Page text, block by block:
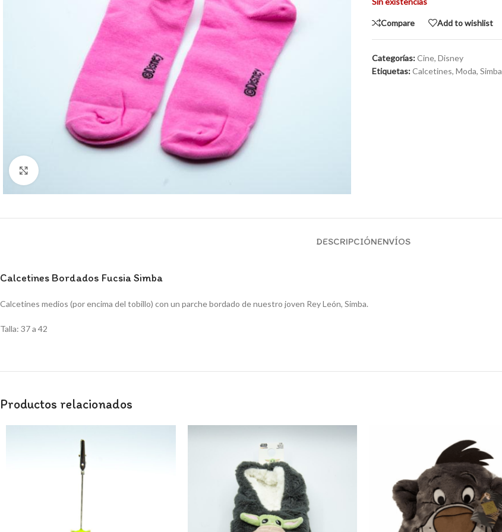
Compare Add to wishlist
Categorías:Cine, Disney
Etiquetas:Calcetines, Moda, Simba
DESCRIPCIÓNENVÍOS
Calcetines Bordados Fucsia Simba
Calcetines medios (por encima del tobillo) con un parche bordado de nuestro joven Rey León, Simba.
Talla: 37 a 42
Productos relacionados